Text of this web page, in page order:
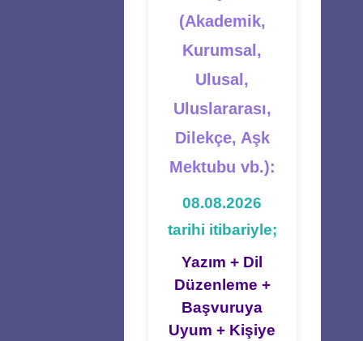
(Akademik,
Kurumsal,
Ulusal,
Uluslararası,
Dilekçe, Aşk
Mektubu vb.):
08.08.2026
tarihi itibariyle;
Yazım + Dil
Düzenleme +
Başvuruya
Uyum + Kişiye